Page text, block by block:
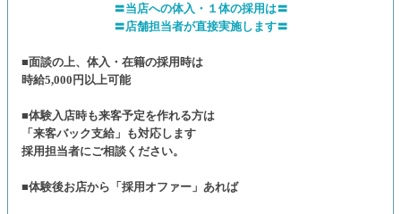
〓当店への体入・１体の採用は〓
〓店舗担当者が直接実施します〓
■面談の上、体入・在籍の採用時は
時給5,000円以上可能
■体験入店時も来客予定を作れる方は
「来客バック支給」も対応します
採用担当者にご相談ください。
■体験後お店から「採用オファー」あれば